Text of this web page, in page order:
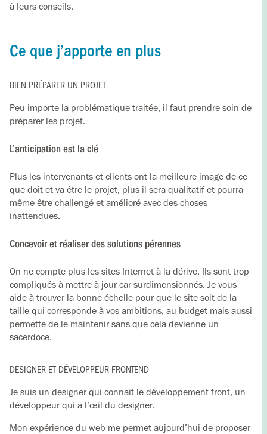
à leurs conseils.
Ce que j’apporte en plus
BIEN PRÉPARER UN PROJET
Peu importe la problématique traitée, il faut prendre soin de
préparer les projet.
L’anticipation est la clé
Plus les intervenants et clients ont la meilleure image de ce
que doit et va être le projet, plus il sera qualitatif et pourra
même être challengé et amélioré avec des choses
inattendues.
Concevoir et réaliser des solutions pérennes
On ne compte plus les sites Internet à la dérive. Ils sont trop
compliqués à mettre à jour car surdimensionnés. Je vous
aide à trouver la bonne échelle pour que le site soit de la
taille qui corresponde à vos ambitions, au budget mais aussi
permette de le maintenir sans que cela devienne un
sacerdoce.
DESIGNER ET DÉVELOPPEUR FRONTEND
Je suis un designer qui connait le développement front, un
développeur qui a l’œil du designer.
Mon expérience du web me permet aujourd’hui de proposer